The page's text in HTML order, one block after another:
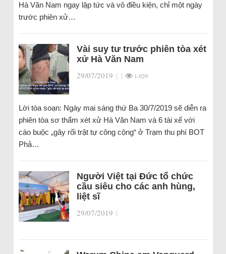
Hà Văn Nam ngay lập tức và vô điều kiện, chỉ một ngày
trước phiên xử…
Vài suy tư trước phiên tòa xét
xử Hà Văn Nam
29/07/2019 | | 1.029
Lời tòa soạn: Ngày mai sáng thứ Ba 30/7/2019 sẽ diễn ra
phiên tòa sơ thẩm xét xử Hà Văn Nam và 6 tài xế với
cáo buộc „gây rối trật tự công cộng“ ở Trạm thu phí BOT
Phả…
Người Việt tại Đức tổ chức
cầu siêu cho các anh hùng,
liệt sĩ
29/07/2019 |